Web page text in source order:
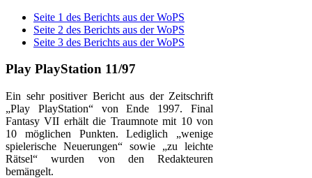
Seite 1 des Berichts aus der WoPS
Seite 2 des Berichts aus der WoPS
Seite 3 des Berichts aus der WoPS
Play PlayStation 11/97
Ein sehr positiver Bericht aus der Zeitschrift
„Play PlayStation“ von Ende 1997. Final
Fantasy VII erhält die Traumnote mit 10 von
10 möglichen Punkten. Lediglich „wenige
spielerische Neuerungen“ sowie „zu leichte
Rätsel“ wurden von den Redakteuren
bemängelt.